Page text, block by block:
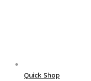
Quick Shop